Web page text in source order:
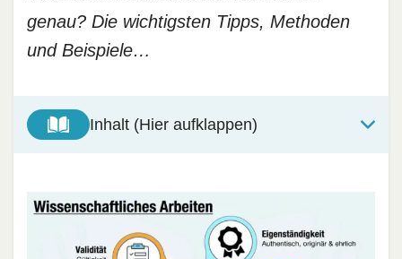
genau? Die wichtigsten Tipps, Methoden
und Beispiele…
Inhalt (Hier aufklappen)